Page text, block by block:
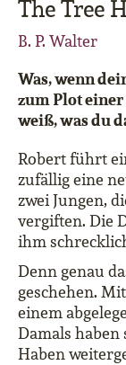
The Tree
B. P. Walter
Was, wenn
zum Plot
weiß, was du
Robert führt
zufällig eine
zwei Jungen,
vergiften. Die
ihm
Denn genau
geschehen.
einem
Damals haben
Haben